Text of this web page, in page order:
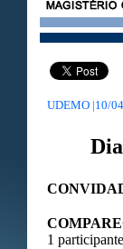
UDEMO |10/
1